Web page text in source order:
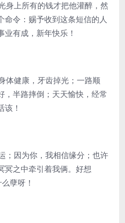
身上所有的钱才把他灌醉，然
命令：赐予收到这条短信的人
有成，新年快乐！
体健康，牙齿掉光；一路顺
，半路摔倒；天天愉快，经常
！
；因为你，我相信缘分；也许
冥之中牵引着我俩。好想
孽呀！